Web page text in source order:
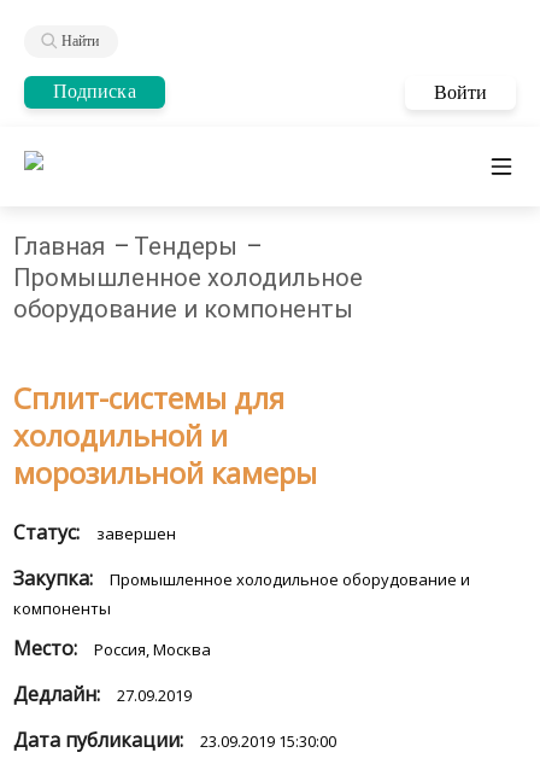
Найти
Подписка Войти
Главная
Тендеры
Промышленное холодильное
оборудование и компоненты
Сплит-системы для
холодильной и
морозильной камеры
Статус: завершен
Закупка:
Промышленное холодильное оборудование и
компоненты
Место: Россия, Москва
Дедлайн: 27.09.2019
Дата публикации: 23.09.2019 15:30:00